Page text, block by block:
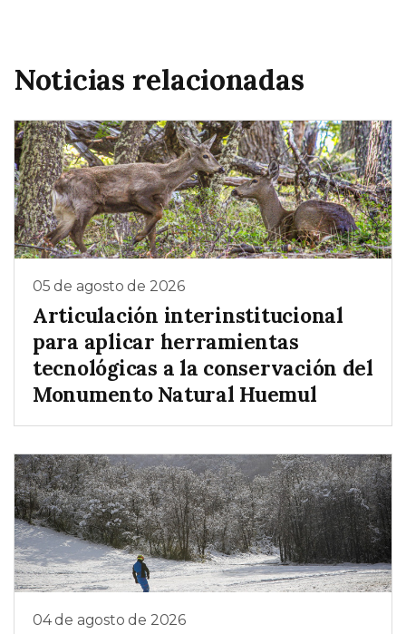
Noticias relacionadas
05 de agosto de 2026
Articulación interinstitucional
para aplicar herramientas
tecnológicas a la conservación del
Monumento Natural Huemul
04 de agosto de 2026